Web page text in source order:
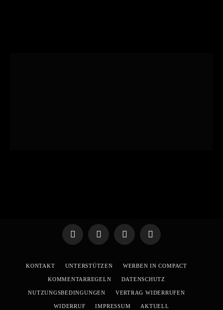
TelegramWhatsApp
X
YouTube
KONTAKT UNTERSTÜTZEN WERBEN IN COMPACT
KOMMENTARREGELN DATENSCHUTZ
NUTZUNGSBEDINGUNGEN VERTRAG WIDERRUFEN
WIDERRUF IMPRESSUM AKTUELL